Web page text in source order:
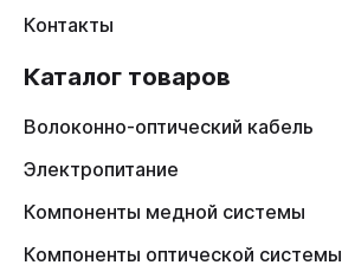
Контакты
Каталог товаров
Волоконно-оптический кабель
Электропитание
Компоненты медной системы
Компоненты оптической системы